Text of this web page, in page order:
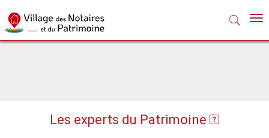
Les experts du Patrimoine